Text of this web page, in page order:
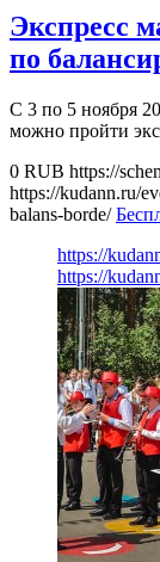
Экспресс
по
С 3 по 5 ноября
можно пройти
0 RUB https://
https://kudann.ru/
balans-borde/
https://
https://